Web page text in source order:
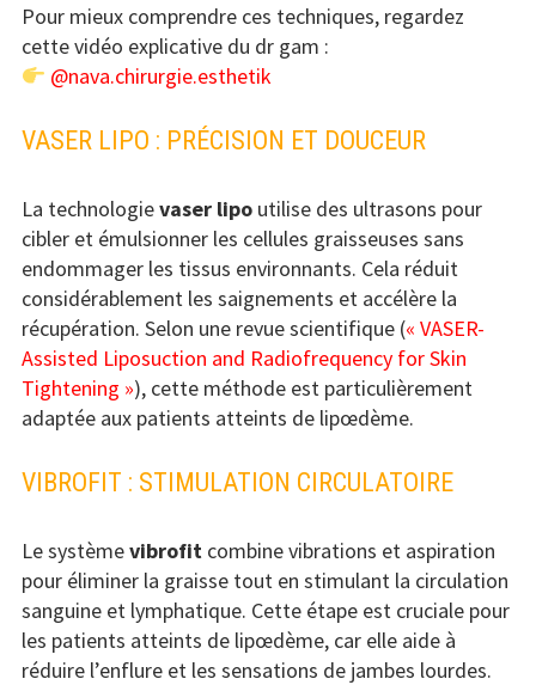
Pour mieux comprendre ces techniques, regardez
cette vidéo explicative du dr gam :
@nava.chirurgie.esthetik
VASER LIPO : PRÉCISION ET DOUCEUR
La technologievaser lipoutilise des ultrasons pour
cibler et émulsionner les cellules graisseuses sans
endommager les tissus environnants. Cela réduit
considérablement les saignements et accélère la
récupération. Selon une revue scientifique (« VASER-
Assisted Liposuction and Radiofrequency for Skin
Tightening »), cette méthode est particulièrement
adaptée aux patients atteints de lipœdème.
VIBROFIT : STIMULATION CIRCULATOIRE
Le systèmevibrofitcombine vibrations et aspiration
pour éliminer la graisse tout en stimulant la circulation
sanguine et lymphatique. Cette étape est cruciale pour
les patients atteints de lipœdème, car elle aide à
réduire l’enflure et les sensations de jambes lourdes.